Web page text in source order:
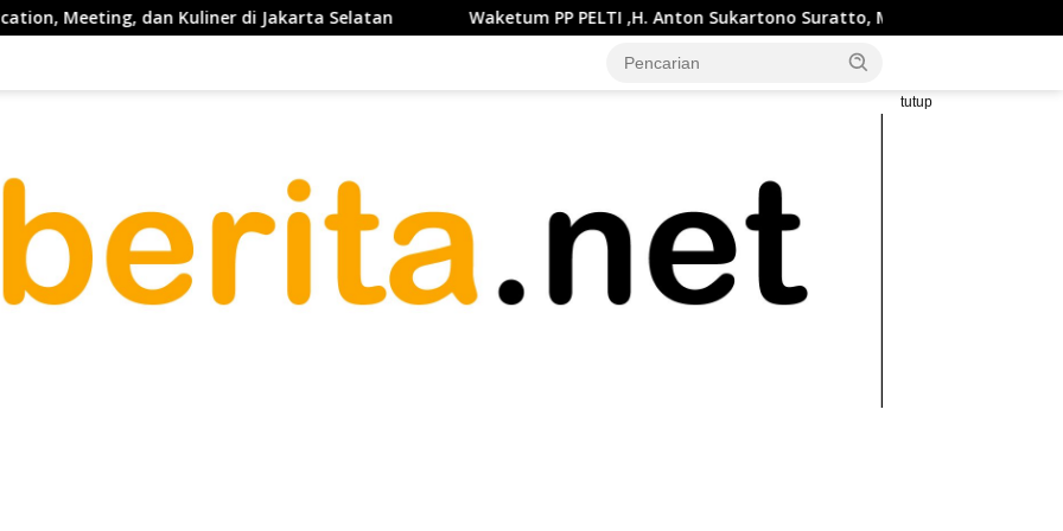
Kuliner di Jakarta Selatan Waketum PP PELTI ,H. Anton Sukartono Suratto, M.Si. Buka Liga Tenis Indonesia 2026 Seri
tutup